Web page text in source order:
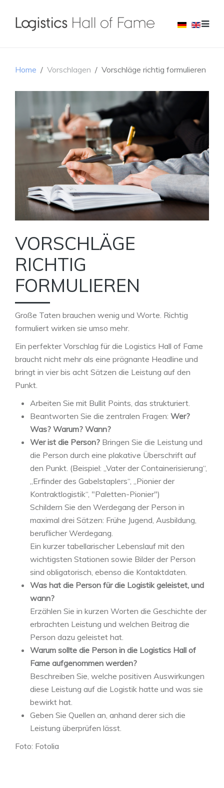
Home Vorschlagen Vorschläge richtig formulieren
VORSCHLÄGE
RICHTIG
FORMULIEREN
Große Taten brauchen wenig und Worte. Richtig
formuliert wirken sie umso mehr.
Ein perfekter Vorschlag für die Logistics Hall of Fame
braucht nicht mehr als eine prägnante Headline und
bringt in vier bis acht Sätzen die Leistung auf den
Punkt.
Arbeiten Sie mit Bullit Points, das strukturiert.
Beantworten Sie die zentralen Fragen: Wer?
Was? Warum? Wann?
Wer ist die Person? Bringen Sie die Leistung und
die Person durch eine plakative Überschrift auf
den Punkt. (Beispiel: „Vater der Containerisierung“,
„Erfinder des Gabelstaplers“, „Pionier der
Kontraktlogistik“, "Paletten-Pionier")
Schildern Sie den Werdegang der Person in
maximal drei Sätzen: Frühe Jugend, Ausbildung,
beruflicher Werdegang.
Ein kurzer tabellarischer Lebenslauf mit den
wichtigsten Stationen sowie Bilder der Person
sind obligatorisch, ebenso die Kontaktdaten.
Was hat die Person für die Logistik geleistet, und
wann?
Erzählen Sie in kurzen Worten die Geschichte der
erbrachten Leistung und welchen Beitrag die
Person dazu geleistet hat.
Warum sollte die Person in die Logistics Hall of
Fame aufgenommen werden?
Beschreiben Sie, welche positiven Auswirkungen
diese Leistung auf die Logistik hatte und was sie
bewirkt hat.
Geben Sie Quellen an, anhand derer sich die
Leistung überprüfen lässt.
Foto: Fotolia